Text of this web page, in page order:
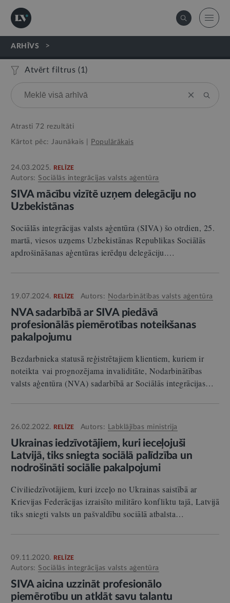
ARHĪVS >
Atvērt filtrus (1 )
Atrasti 72 rezultāti
Kārtot pēc: Jaunākais Populārākais
24.03.2025. RELĪZE
Autors: Sociālās integrācijas valsts aģentūra
SIVA mācību vizītē uzņem delegāciju no
Uzbekistānas
Sociālās integrācijas valsts aģentūra (SIVA) šo otrdien, 25.
martā, viesos uzņems Uzbekistānas Republikas Sociālās
apdrošināšanas aģentūras ierēdņu delegāciju.…
19.07.2024. RELĪZE Autors: Nodarbinātības valsts aģentūra
NVA sadarbībā ar SIVA piedāvā
profesionālās piemērotības noteikšanas
pakalpojumu
Bezdarbnieka statusā reģistrētajiem klientiem, kuriem ir
noteikta vai prognozējama invaliditāte, Nodarbinātības
valsts aģentūra (NVA) sadarbībā ar Sociālās integrācijas…
26.02.2022. RELĪZE Autors: Labklājības ministrija
Ukrainas iedzīvotājiem, kuri ieceļojuši
Latvijā, tiks sniegta sociālā palīdzība un
nodrošināti sociālie pakalpojumi
Civiliedzīvotājiem, kuri izceļo no Ukrainas saistībā ar
Krievijas Federācijas izraisīto militāro konfliktu tajā, Latvijā
tiks sniegti valsts un pašvaldību sociālā atbalsta…
09.11.2020. RELĪZE
Autors: Sociālās integrācijas valsts aģentūra
SIVA aicina uzzināt profesionālo
piemērotību un atklāt savu talantu